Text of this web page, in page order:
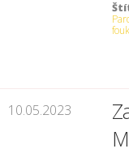
10.05.2023